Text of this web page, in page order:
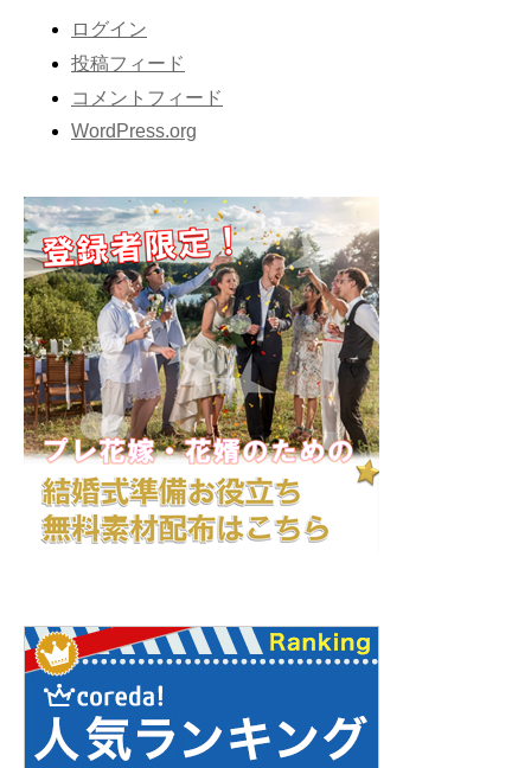
ログイン
投稿フィード
コメントフィード
WordPress.org